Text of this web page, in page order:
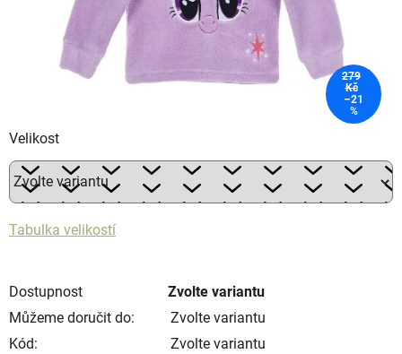
Velikost
Tabulka velikostí
Dostupnost
Zvolte variantu
Můžeme doručit do:
Zvolte variantu
Kód:
Zvolte variantu
279
Kč
–21
%